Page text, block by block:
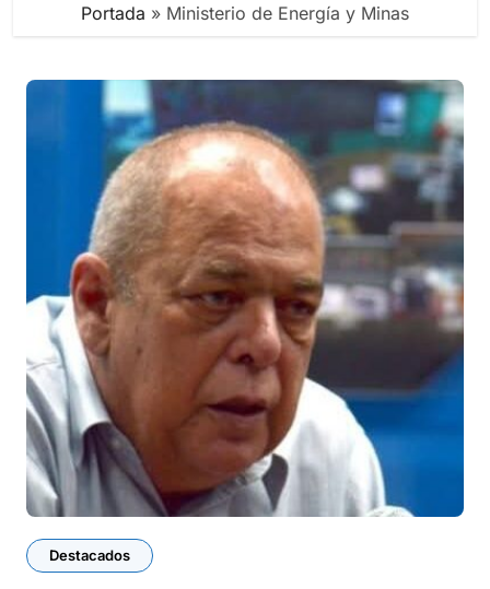
Portada » Ministerio de Energía y Minas
Destacados